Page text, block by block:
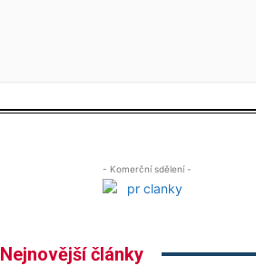
- Komerční sdělení -
Nejnovější články